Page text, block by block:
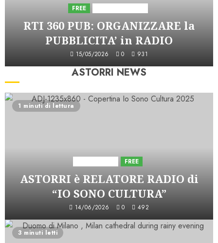
FREE
RTI 360 PUB: ORGANIZZARE la
PUBBLICITA’ in RADIO
15/05/2026 0 931
ASTORRI NEWS
1 minuti di lettura
FREE
ASTORRI è RELATORE RADIO di
“IO SONO CULTURA”
14/06/2026 0 492
3 minuti letti